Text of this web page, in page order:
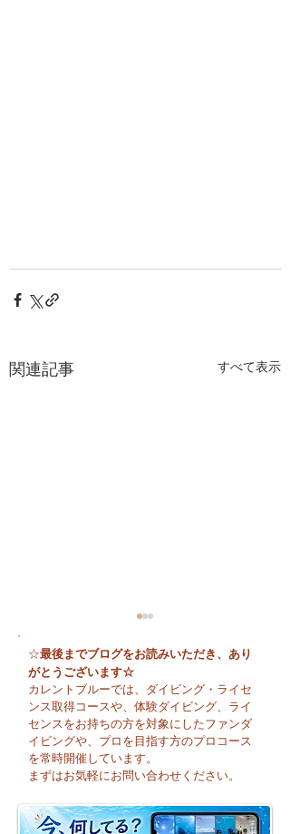
関連記事 すべて表示
🌈 海の上に広がる虹♪
☆最後までブログをお読みいただき、あり
がとうございます☆
カレントブルーでは、ダイビング・ライセ
ンス取得コースや、体験ダイビング、ライ
センスをお持ちの方を対象にしたファンダ
イビングや、プロを目指す方のプロコース
を常時開催しています。
まずはお気軽にお問い合わせください。